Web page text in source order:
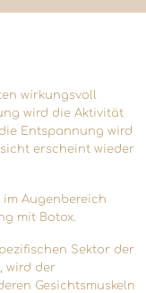
wirkungsvoll
wird die Aktivität
Entspannung wird
erscheint wieder
Augenbereich
mit Botox.
Sektor der
wird der
Gesichtsmuskeln